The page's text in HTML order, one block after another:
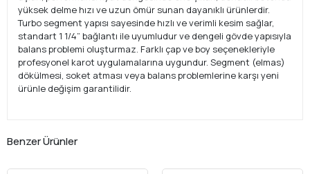
yüksek delme hızı ve uzun ömür sunan dayanıklı ürünlerdir.
Turbo segment yapısı sayesinde hızlı ve verimli kesim sağlar,
standart 1 1/4” bağlantı ile uyumludur ve dengeli gövde yapısıyla
balans problemi oluşturmaz. Farklı çap ve boy seçenekleriyle
profesyonel karot uygulamalarına uygundur. Segment (elmas)
dökülmesi, soket atması veya balans problemlerine karşı yeni
ürünle değişim garantilidir.
Benzer Ürünler